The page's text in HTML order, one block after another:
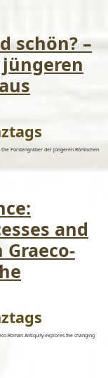
schön? –
Die Fürstengräber der jüngeren Römischen
and
Roman Antiquity explores the changing